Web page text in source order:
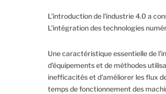
L'introduction de l'industrie 4.0 a
L'intégration des technologies
Une caractéristique essentielle de
d'équipements et de méthodes
inefficacités et d'améliorer les flux
temps de fonctionnement des